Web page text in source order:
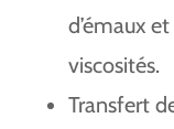
d’émaux
viscosités.
Transfert